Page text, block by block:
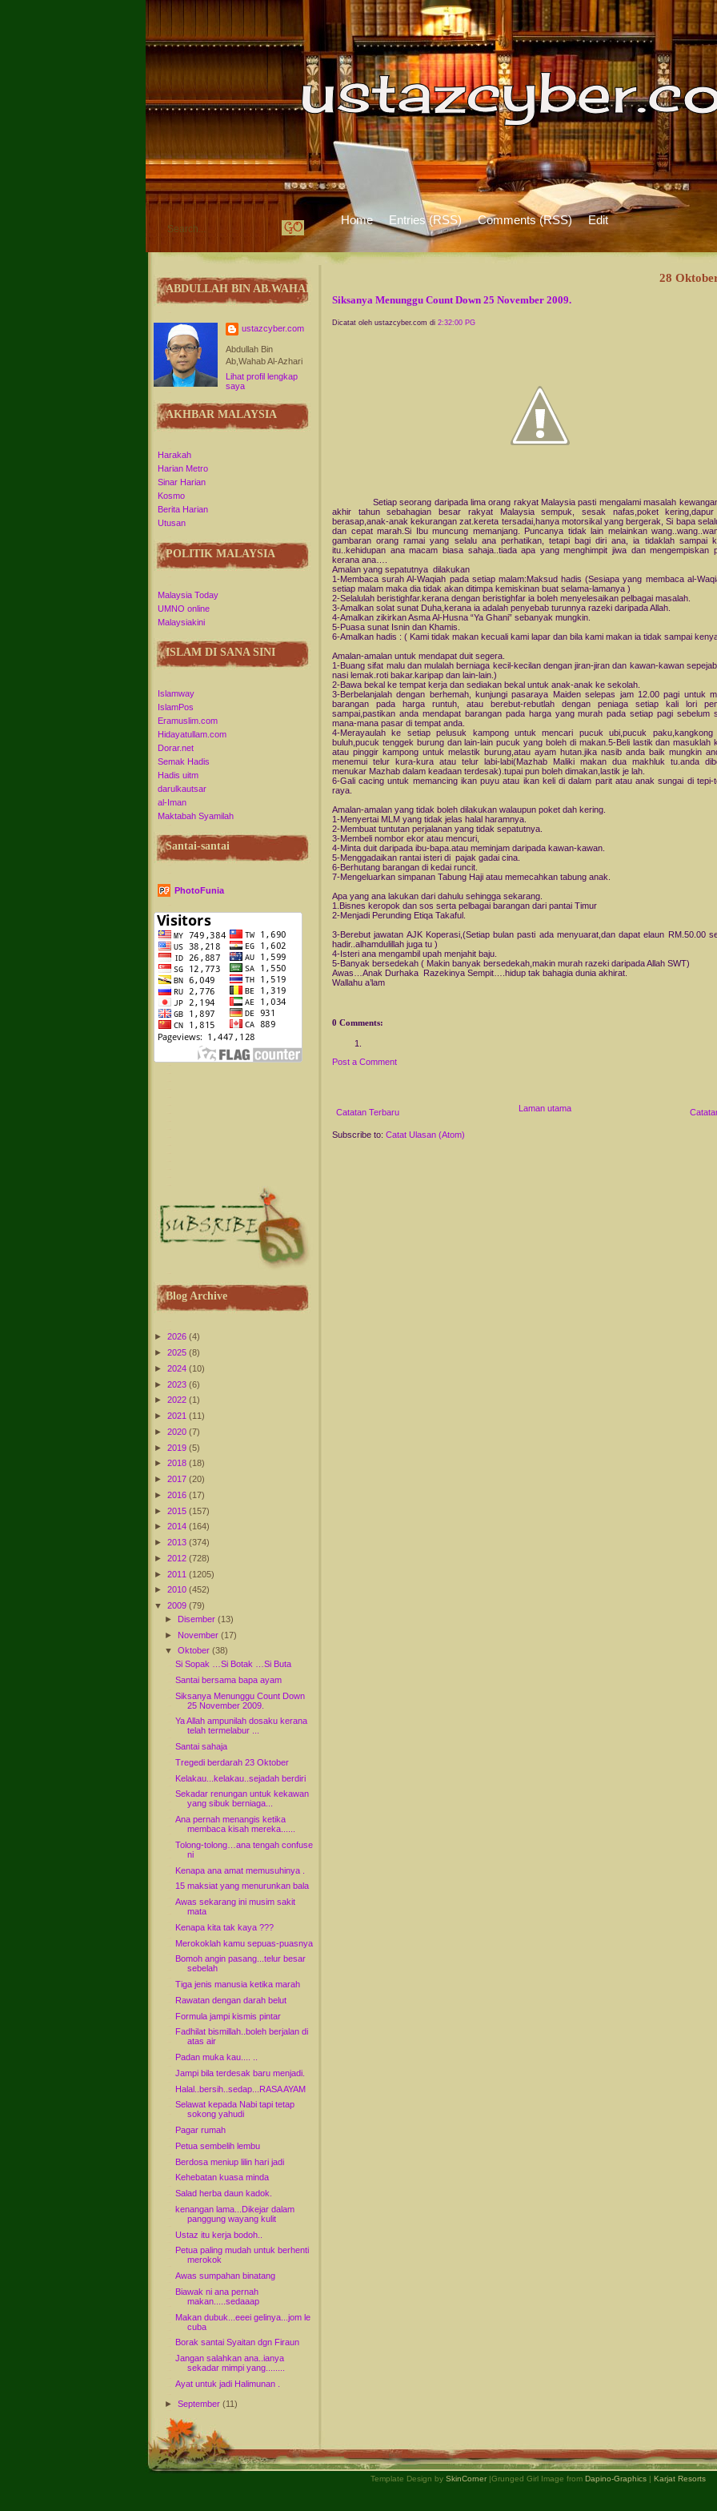
Home Entries (RSS) Comments (RSS) Edit
ABDULLAH BIN AB.WAHAB
ustazcyber.com
Abdullah Bin
Ab,Wahab Al-Azhari
Lihat profil lengkap
saya
AKHBAR MALAYSIA
Harakah
Harian Metro
Sinar Harian
Kosmo
Berita Harian
Utusan
POLITIK MALAYSIA
Malaysia Today
UMNO online
Malaysiakini
ISLAM DI SANA SINI
Islamway
IslamPos
Eramuslim.com
Hidayatullam.com
Dorar.net
Semak Hadis
Hadis uitm
darulkautsar
al-Iman
Maktabah Syamilah
Santai-santai
PhotoFunia
Blog Archive
► 2026 (4)
► 2025 (8)
► 2024 (10)
► 2023 (6)
► 2022 (1)
► 2021 (11)
► 2020 (7)
► 2019 (5)
► 2018 (18)
► 2017 (20)
► 2016 (17)
► 2015 (157)
► 2014 (164)
► 2013 (374)
► 2012 (728)
► 2011 (1205)
► 2010 (452)
▼
2009 (79)
► Disember(13)
► November(17)
▼
Oktober(38)
Si Sopak …Si Botak …Si Buta
Santai bersama bapa ayam
Siksanya Menunggu Count Down
25 November 2009.
Ya Allah ampunilah dosaku kerana
telah termelabur ...
Santai sahaja
Tregedi berdarah 23 Oktober
Kelakau...kelakau..sejadah berdiri
Sekadar renungan untuk kekawan
yang sibuk berniaga...
Ana pernah menangis ketika
membaca kisah mereka......
Tolong-tolong…ana tengah confuse
ni
Kenapa ana amat memusuhinya .
15 maksiat yang menurunkan bala
Awas sekarang ini musim sakit
mata
Kenapa kita tak kaya ???
Merokoklah kamu sepuas-puasnya
Bomoh angin pasang...telur besar
sebelah
Tiga jenis manusia ketika marah
Rawatan dengan darah belut
Formula jampi kismis pintar
Fadhilat bismillah..boleh berjalan di
atas air
Padan muka kau.... ..
Jampi bila terdesak baru menjadi.
Halal..bersih..sedap...RASA AYAM
Selawat kepada Nabi tapi tetap
sokong yahudi
Pagar rumah
Petua sembelih lembu
Berdosa meniup lilin hari jadi
Kehebatan kuasa minda
Salad herba daun kadok.
kenangan lama...Dikejar dalam
panggung wayang kulit
Ustaz itu kerja bodoh..
Petua paling mudah untuk berhenti
merokok
Awas sumpahan binatang
Biawak ni ana pernah
makan.....sedaaap
Makan dubuk...eeei gelinya...jom le
cuba
Borak santai Syaitan dgn Firaun
Jangan salahkan ana..ianya
sekadar mimpi yang........
Ayat untuk jadi Halimunan .
►September(11)
28
Siksanya Menunggu Count Down 25 November 2009.
Dicatat oleh ustazcyber.com di 2:32:00 PG
Setiap seorang daripada lima orang rakyat Malaysia pasti mengalami masalah
akhir tahun sebahagian besar rakyat Malaysia sempuk, sesak nafas,poket
berasap,anak-anak kekurangan zat.kereta tersadai,hanya motorsikal yang bergerak, Si bapa
dan cepat marah.Si Ibu muncung memanjang. Puncanya tidak lain melainkan
gambaran orang ramai yang selalu ana perhatikan, tetapi bagi diri ana, ia tidaklah sampai
itu..kehidupan ana macam biasa sahaja..tiada apa yang menghimpit jiwa dan mengempiskan
kerana ana….
Amalan yang sepatutnya dilakukan
1-Membaca surah Al-Waqiah pada setiap malam:Maksud hadis (Sesiapa yang membaca al-
setiap malam maka dia tidak akan ditimpa kemiskinan buat selama-lamanya )
2-Selalulah beristighfar.kerana dengan beristighfar ia boleh menyelesaikan pelbagai masalah.
3-Amalkan solat sunat Duha,kerana ia adalah penyebab turunnya razeki daripada Allah.
4-Amalkan zikirkan Asma Al-Husna “Ya Ghani” sebanyak mungkin.
5-Puasa sunat Isnin dan Khamis.
6-Amalkan hadis : ( Kami tidak makan kecuali kami lapar dan bila kami makan ia tidak sampai
Amalan-amalan untuk mendapat duit segera.
1-Buang sifat malu dan mulalah berniaga kecil-kecilan dengan jiran-jiran dan kawan-kawan
nasi lemak.roti bakar.karipap dan lain-lain.)
2-Bawa bekal ke tempat kerja dan sediakan bekal untuk anak-anak ke sekolah.
3-Berbelanjalah dengan berhemah, kunjungi pasaraya Maiden selepas jam 12.00 pagi untuk
barangan pada harga runtuh, atau berebut-rebutlah dengan peniaga setiap kali lori
sampai,pastikan anda mendapat barangan pada harga yang murah pada setiap pagi sebelum
mana-mana pasar di tempat anda.
4-Merayaulah ke setiap pelusuk kampong untuk mencari pucuk ubi,pucuk paku,kangkong
buluh,pucuk tenggek burung dan lain-lain pucuk yang boleh di makan.5-Beli lastik dan masuklah
atau pinggir kampong untuk melastik burung,atau ayam hutan.jika nasib anda baik mungkin
menemui telur kura-kura atau telur labi-labi(Mazhab Maliki makan dua makhluk tu.anda
menukar Mazhab dalam keadaan terdesak).tupai pun boleh dimakan,lastik je lah.
6-Gali cacing untuk memancing ikan puyu atau ikan keli di dalam parit atau anak sungai di tepi-
raya.
Amalan-amalan yang tidak boleh dilakukan walaupun poket dah kering.
1-Menyertai MLM yang tidak jelas halal haramnya.
2-Membuat tuntutan perjalanan yang tidak sepatutnya.
3-Membeli nombor ekor atau mencuri,
4-Minta duit daripada ibu-bapa.atau meminjam daripada kawan-kawan.
5-Menggadaikan rantai isteri di pajak gadai cina.
6-Berhutang barangan di kedai runcit.
7-Mengeluarkan simpanan Tabung Haji atau memecahkan tabung anak.
Apa yang ana lakukan dari dahulu sehingga sekarang.
1.Bisnes keropok dan sos serta pelbagai barangan dari pantai Timur
2-Menjadi Perunding Etiqa Takaful.
3-Berebut jawatan AJK Koperasi,(Setiap bulan pasti ada menyuarat,dan dapat elaun RM.50.00
hadir..alhamdulillah juga tu )
4-Isteri ana mengambil upah menjahit baju.
5-Banyak bersedekah ( Makin banyak bersedekah,makin murah razeki daripada Allah SWT)
Awas…Anak Durhaka Razekinya Sempit….hidup tak bahagia dunia akhirat.
Wallahu a’lam
0 Comments:
Post a Comment
Catatan Terbaru Laman utama
Subscribe to: Catat Ulasan (Atom)
Template Design by SkinCorner|Grunged Girl Image from Dapino-Graphics| Karjat Resorts